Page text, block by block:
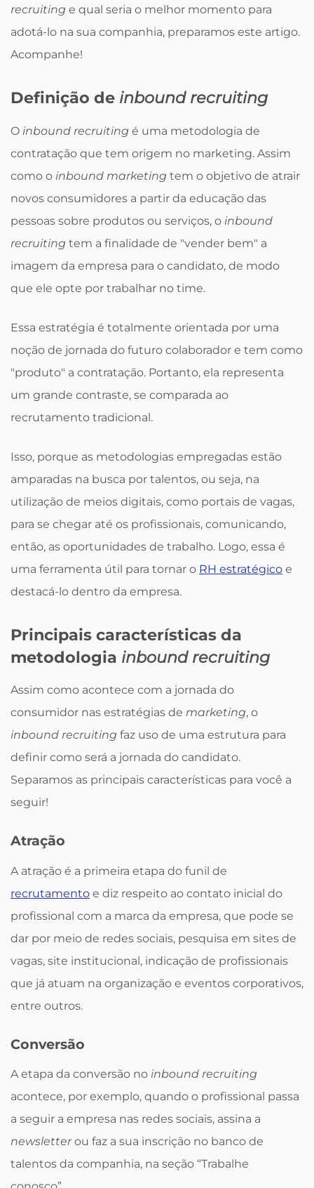
recruiting e qual seria o melhor momento para
adotá-lo na sua companhia, preparamos este artigo.
Acompanhe!
Definição de inbound recruiting
O inbound recruiting é uma metodologia de
contratação que tem origem no marketing. Assim
como o inbound marketing tem o objetivo de atrair
novos consumidores a partir da educação das
pessoas sobre produtos ou serviços, o inbound
recruiting tem a finalidade de "vender bem" a
imagem da empresa para o candidato, de modo
que ele opte por trabalhar no time.
Essa estratégia é totalmente orientada por uma
noção de jornada do futuro colaborador e tem como
"produto" a contratação. Portanto, ela representa
um grande contraste, se comparada ao
recrutamento tradicional.
Isso, porque as metodologias empregadas estão
amparadas na busca por talentos, ou seja, na
utilização de meios digitais, como portais de vagas,
para se chegar até os profissionais, comunicando,
então, as oportunidades de trabalho. Logo, essa é
uma ferramenta útil para tornar o RH estratégico e
destacá-lo dentro da empresa.
Principais características da
metodologia inbound recruiting
Assim como acontece com a jornada do
consumidor nas estratégias de marketing, o
inbound recruiting faz uso de uma estrutura para
definir como será a jornada do candidato.
Separamos as principais características para você a
seguir!
Atração
A atração é a primeira etapa do funil de
recrutamento e diz respeito ao contato inicial do
profissional com a marca da empresa, que pode se
dar por meio de redes sociais, pesquisa em sites de
vagas, site institucional, indicação de profissionais
que já atuam na organização e eventos corporativos,
entre outros.
Conversão
A etapa da conversão no inbound recruiting
acontece, por exemplo, quando o profissional passa
a seguir a empresa nas redes sociais, assina a
newsletterou faz a sua inscrição no banco de
talentos da companhia, na seção “Trabalhe